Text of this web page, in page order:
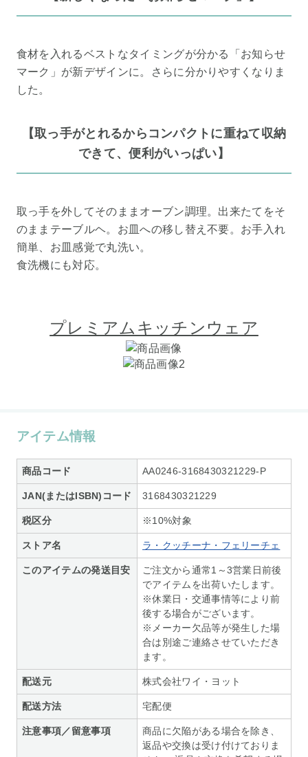
食材を入れるベストなタイミングが分かる「お知らせ
マーク」が新デザインに。さらに分かりやすくなりま
した。
【取っ手がとれるからコンパクトに重ねて収納
できて、便利がいっぱい】
取っ手を外してそのままオーブン調理。出来たてをそ
のままテーブルヘ。お皿への移し替え不要。お手入れ
簡単、お皿感覚で丸洗い。
食洗機にも対応。
プレミアムキッチンウェア
アイテム情報
商品コード AA0246-3168430321229-P
JAN(またはISBN)コード 3168430321229
税区分 ※10%対象
ストア名 ラ・クッチーナ・フェリーチェ
このアイテムの発送目安
ご注文から通常1～3営業日前後
でアイテムを出荷いたします。
※休業日・交通事情等により前
後する場合がございます。
※メーカー欠品等が発生した場
合は別途ご連絡させていただき
ます。
配送元 株式会社ワイ・ヨット
配送方法 宅配便
注意事項／留意事項
商品に欠陥がある場合を除き、
返品や交換は受け付けておりま